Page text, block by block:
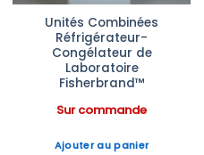
Unités Combinées
Réfrigérateur-
Congélateur de
Laboratoire
Fisherbrand™
Sur commande
Ajouter au panier